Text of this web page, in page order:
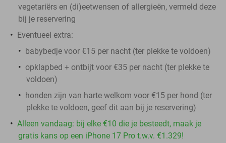
vegetariërs en (di)eetwensen of allergieën, vermeld deze
bij je reservering
Eventueel extra:
babybedje voor €15 per nacht (ter plekke te voldoen)
opklapbed + ontbijt voor €35 per nacht (ter plekke te
voldoen)
honden zijn van harte welkom voor €15 per hond (ter
plekke te voldoen, geef dit aan bij je reservering)
Alleen vandaag: bij elke €10 die je besteedt, maak je
gratis kans op een iPhone 17 Pro t.w.v. €1.329!